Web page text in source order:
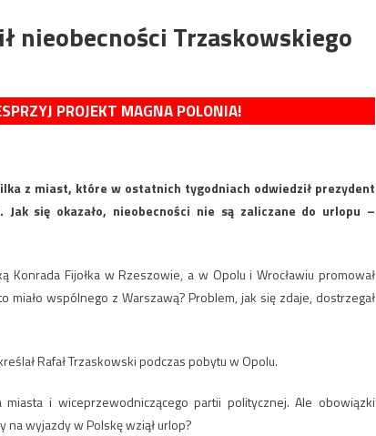
nieobecności Trzaskowskiego
PROJEKT MAGNA POLONIA!
z miast, które w ostatnich tygodniach odwiedził prezydent
się okazało, nieobecności nie są zaliczane do urlopu –
Fijołka w Rzeszowie, a w Opolu i Wrocławiu promował
wspólnego z Warszawą? Problem, jak się zdaje, dostrzegał
Rafał Trzaskowski podczas pobytu w Opolu.
i wiceprzewodniczącego partii politycznej. Ale obowiązki
wyjazdy w Polskę wziął urlop?